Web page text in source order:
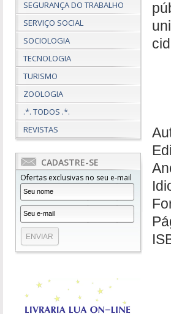
SEGURANÇA DO TRABALHO
SERVIÇO SOCIAL
SOCIOLOGIA
TECNOLOGIA
TURISMO
ZOOLOGIA
.*. TODOS .*.
REVISTAS
CADASTRE-SE
Ofertas exclusivas no seu e-mail